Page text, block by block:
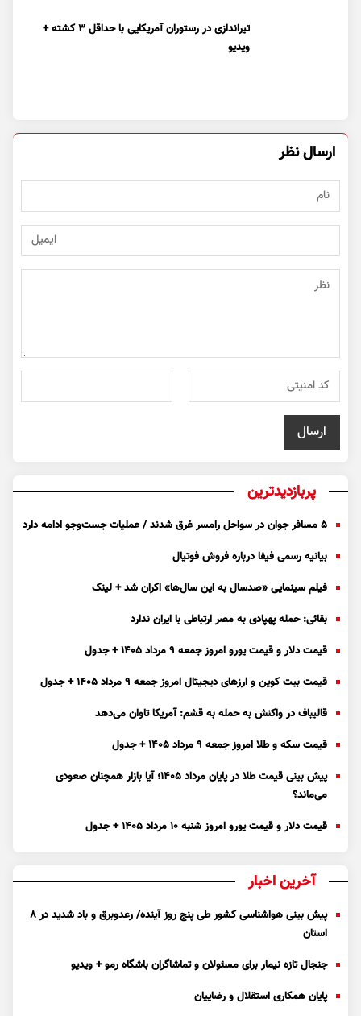
تیراندازی در رستوران آمریکایی با حداقل ۳ کشته +
ویدیو
ارسال نظر
پربازدیدترین
۵ مسافر جوان در سواحل رامسر غرق شدند / عملیات جست‌و‌جو ادامه دارد
بیانیه رسمی فیفا درباره فروش فوتیال
فیلم سینمایی «صدسال به این سال‌ها» اکران شد + لینک
بقائی: حمله پهپادی به مصر ارتباطی با ایران ندارد
قیمت دلار و قیمت یورو امروز جمعه ۹ مرداد ۱۴۰۵ + جدول
قیمت بیت کوین و ارز‌های دیجیتال امروز جمعه ۹ مرداد ۱۴۰۵ + جدول
قالیباف در واکنش به حمله به قشم: آمریکا تاوان می‌دهد
قیمت سکه و طلا امروز جمعه ۹ مرداد ۱۴۰۵ + جدول
پیش بینی قیمت طلا در پایان مرداد 1405؛ آیا بازار همچنان صعودی
می‌ماند؟
قیمت دلار و قیمت یورو امروز شنبه ۱۰ مرداد ۱۴۰۵ + جدول
آخرین اخبار
پیش بینی هواشناسی کشور طی پنج روز آینده/ رعدوبرق و باد شدید در ۸
استان
جنجال تازه نیمار برای مسئولان و تماشاگران باشگاه رمو + ویدیو
پایان همکاری استقلال و رضاییان